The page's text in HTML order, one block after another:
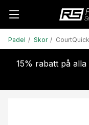
Padel Skor
15% rabatt på